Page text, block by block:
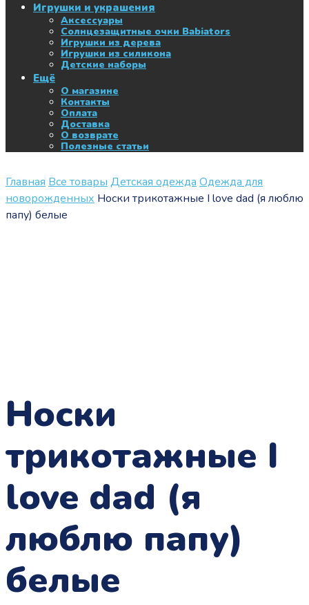
Игрушки и украшения
Аксессуары
Солнцезащитные очки Babiators
Игрушки из дерева
Игрушки из силикона
Детские наборы
Ещё
О магазине
Контакты
Оплата
Доставка
О возврате
Полезные статьи
Главная Все товары Детская одежда Одежда для
новорожденных Носки трикотажные I love dad (я люблю
папу) белые
Носки
трикотажные I
love dad (я
люблю папу)
белые